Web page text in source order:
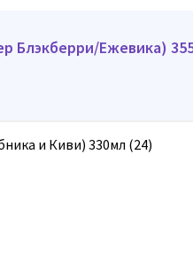
Блэкберри/Ежевика)